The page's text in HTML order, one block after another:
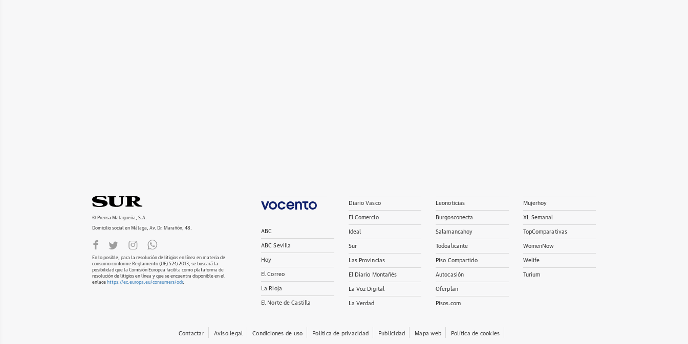
© Prensa Malagueña, S.A.
Domicilio social en Málaga, Av. Dr. Marañón, 48.
En lo posible, para la resolución de litigios en línea en materia de
consumo conforme Reglamento (UE) 524/2013, se buscará la
posibilidad que la Comisión Europea facilita como plataforma de
resolución de litigios en línea y que se encuentra disponible en el
enlace https://ec.europa.eu/consumers/odr.
ABC
ABC Sevilla
Hoy
El Correo
La Rioja
El Norte de Castilla
Diario Vasco
El Comercio
Ideal
Sur
Las Provincias
El Diario Montañés
La Voz Digital
La Verdad
Leonoticias
Burgosconecta
Salamancahoy
Todoalicante
Piso Compartido
Autocasión
Oferplan
Pisos.com
Mujerhoy
XL Semanal
TopComparativas
WomenNow
Welife
Turium
Contactar Aviso legal Condiciones de uso Política de privacidad Publicidad Mapa web Política de cookies